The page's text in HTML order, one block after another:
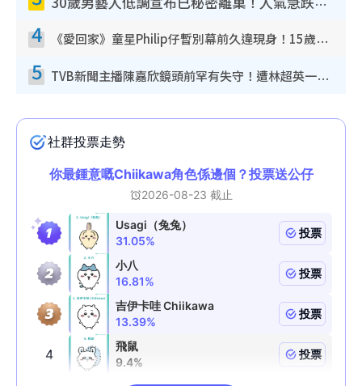
30歲男藝人低調宣布已秘密離巢！人氣急跌變失蹤人口︰「這幾年過得並不容易」
4 《愛回家》童星Philip仔暫別幕前久違現身！15歲近況暴風長高蛻變帥氣少男
5 TVB新聞主播陳嘉欣鏡頭前罕有失守！遭林超英一句說話突襲嚇親當場大笑